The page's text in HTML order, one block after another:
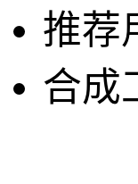
推荐
合成